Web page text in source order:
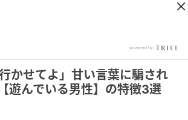
かせてよ」甘い言葉に騙され
遊んでいる男性】の特徴3選